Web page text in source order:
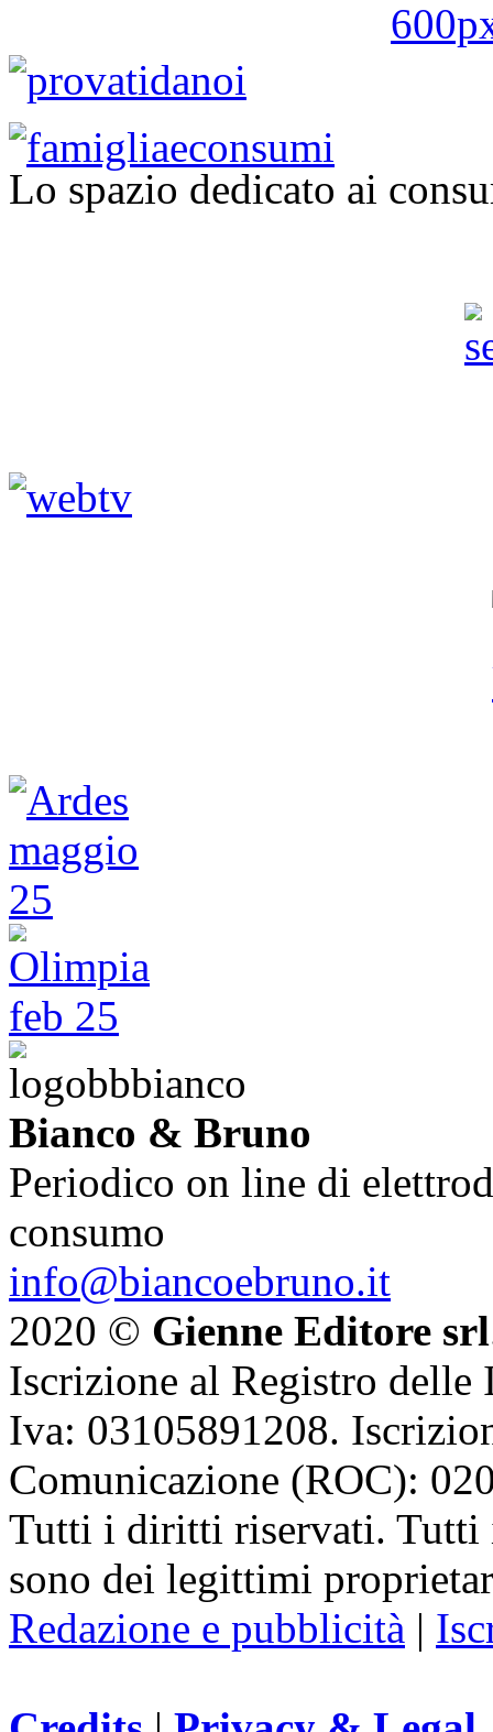
Lo spazio dedicato ai
Bianco & Bruno
Periodico on line di
consumo
info@biancoebruno.it
2020 © Gienne Editore srl
Iscrizione al Registro delle
Iva: 03105891208.
Comunicazione (ROC):
Tutti i diritti riservati. Tutti
sono dei legittimi
Redazione e pubblicità |